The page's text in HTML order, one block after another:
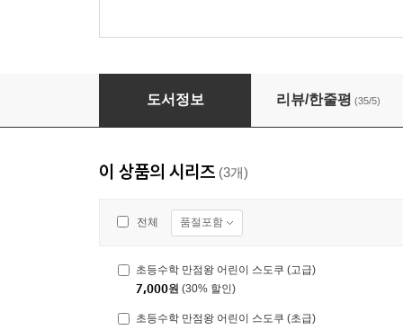
초등수학 만점왕 어린이 스도쿠 (중급)
도서정보 리뷰/한줄평 (35/5)
이 상품의 시리즈 (3개)
전체 품절포함
초등수학 만점왕 어린이 스도쿠 (고급)
7,000원 (30% 할인)
초등수학 만점왕 어린이 스도쿠 (초급)